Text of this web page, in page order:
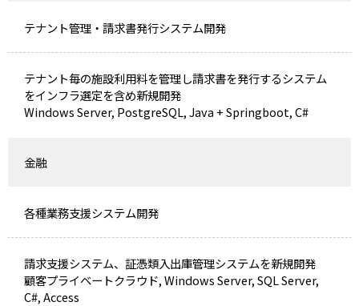
テナント管理・請求書発行システム開発
テナント毎の施設利用料を管理し請求書を発行するシステム
をインフラ選定を含め新規開発
Windows Server, PostgreSQL, Java + Springboot, C#
金融
各種業務支援システム開発
請求支援システム、証憑類入出庫管理システムを新規開発
顧客プライベートクラウド, Windows Server, SQL Server,
C#, Access